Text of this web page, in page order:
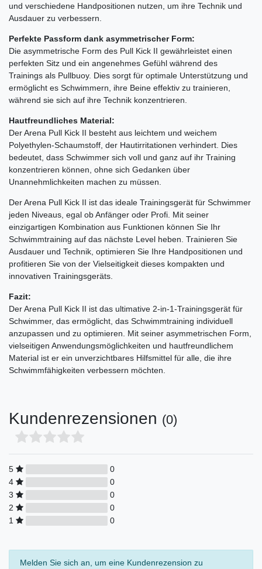
und verschiedene Handpositionen nutzen, um ihre Technik und
Ausdauer zu verbessern.
Perfekte Passform dank asymmetrischer Form:
Die asymmetrische Form des Pull Kick II gewährleistet einen
perfekten Sitz und ein angenehmes Gefühl während des
Trainings als Pullbuoy. Dies sorgt für optimale Unterstützung und
ermöglicht es Schwimmern, ihre Beine effektiv zu trainieren,
während sie sich auf ihre Technik konzentrieren.
Hautfreundliches Material:
Der Arena Pull Kick II besteht aus leichtem und weichem
Polyethylen-Schaumstoff, der Hautirritationen verhindert. Dies
bedeutet, dass Schwimmer sich voll und ganz auf ihr Training
konzentrieren können, ohne sich Gedanken über
Unannehmlichkeiten machen zu müssen.
Der Arena Pull Kick II ist das ideale Trainingsgerät für Schwimmer
jeden Niveaus, egal ob Anfänger oder Profi. Mit seiner
einzigartigen Kombination aus Funktionen können Sie Ihr
Schwimmtraining auf das nächste Level heben. Trainieren Sie
Ausdauer und Technik, optimieren Sie Ihre Handpositionen und
profitieren Sie von der Vielseitigkeit dieses kompakten und
innovativen Trainingsgeräts.
Fazit:
Der Arena Pull Kick II ist das ultimative 2-in-1-Trainingsgerät für
Schwimmer, das ermöglicht, das Schwimmtraining individuell
anzupassen und zu optimieren. Mit seiner asymmetrischen Form,
vielseitigen Anwendungsmöglichkeiten und hautfreundlichem
Material ist er ein unverzichtbares Hilfsmittel für alle, die ihre
Schwimmfähigkeiten verbessern möchten.
Kundenrezensionen (0)
5
0
4
0
3
0
2
0
1
0
Melden Sie sich an, um eine Kundenrezension zu